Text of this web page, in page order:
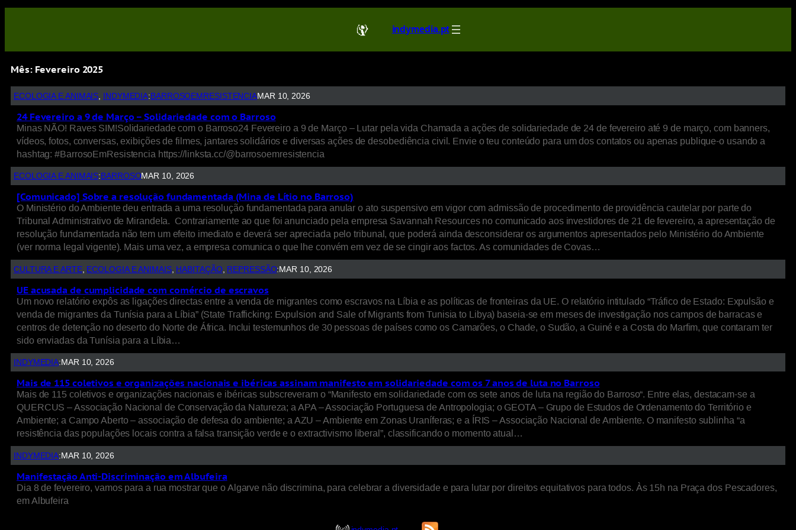
indymedia.pt
Mês: Fevereiro 2025
ECOLOGIA E ANIMAIS INDYMEDIA:BARROSOEMRESISTENCIAMAR 10, 2026
24 Fevereiro a 9 de Março – Solidariedade com o Barroso
Minas NÃO! Raves SIM!Solidariedade com o Barroso24 Fevereiro a 9 de Março – Lutar pela vida Chamada a ações de solidariedade de 24 de fevereiro até 9 de março, com banners,
vídeos, fotos, conversas, exibições de filmes, jantares solidários e diversas ações de desobediência civil. Envie o teu conteúdo para um dos contatos ou apenas publique-o usando a
hashtag: #BarrosoEmResistencia https://linksta.cc/@barrosoemresistencia
ECOLOGIA E ANIMAIS: BARROSOMAR 10, 2026
[Comunicado] Sobre a resolução fundamentada (Mina de Lítio no Barroso)
O Ministério do Ambiente deu entrada a uma resolução fundamentada para anular o ato suspensivo em vigor com admissão de procedimento de providência cautelar por parte do
Tribunal Administrativo de Mirandela. Contrariamente ao que foi anunciado pela empresa Savannah Resources no comunicado aos investidores de 21 de fevereiro, a apresentação de
resolução fundamentada não tem um efeito imediato e deverá ser apreciada pelo tribunal, que poderá ainda desconsiderar os argumentos apresentados pelo Ministério do Ambiente
(ver norma legal vigente). Mais uma vez, a empresa comunica o que lhe convém em vez de se cingir aos factos. As comunidades de Covas…
CULTURA E ARTE, ECOLOGIA E ANIMAIS, HABITAÇÃO, REPRESSÃO:MAR 10, 2026
UE acusada de cumplicidade com comércio de escravos
Um novo relatório expôs as ligações directas entre a venda de migrantes como escravos na Líbia e as políticas de fronteiras da UE. O relatório intitulado “Tráfico de Estado: Expulsão e
venda de migrantes da Tunísia para a Líbia” (State Trafficking: Expulsion and Sale of Migrants from Tunisia to Libya) baseia-se em meses de investigação nos campos de barracas e
centros de detenção no deserto do Norte de África. Inclui testemunhos de 30 pessoas de países como os Camarões, o Chade, o Sudão, a Guiné e a Costa do Marfim, que contaram ter
sido enviadas da Tunísia para a Líbia…
INDYMEDIA: MAR 10, 2026
Mais de 115 coletivos e organizações nacionais e ibéricas assinam manifesto em solidariedade com os 7 anos de luta no Barroso
Mais de 115 coletivos e organizações nacionais e ibéricas subscreveram o “Manifesto em solidariedade com os sete anos de luta na região do Barroso“. Entre elas, destacam-se a
QUERCUS – Associação Nacional de Conservação da Natureza; a APA – Associação Portuguesa de Antropologia; o GEOTA – Grupo de Estudos de Ordenamento do Território e
Ambiente; a Campo Aberto – associação de defesa do ambiente; a AZU – Ambiente em Zonas Uraníferas; e a ÍRIS – Associação Nacional de Ambiente. O manifesto sublinha “a
resistência das populações locais contra a falsa transição verde e o extractivismo liberal”, classificando o momento atual…
INDYMEDIA:MAR 10, 2026
Manifestação Anti-Discriminação em Albufeira
Dia 8 de fevereiro, vamos para a rua mostrar que o Algarve não discrimina, para celebrar a diversidade e para lutar por direitos equitativos para todos. Às 15h na Praça dos Pescadores,
em Albufeira